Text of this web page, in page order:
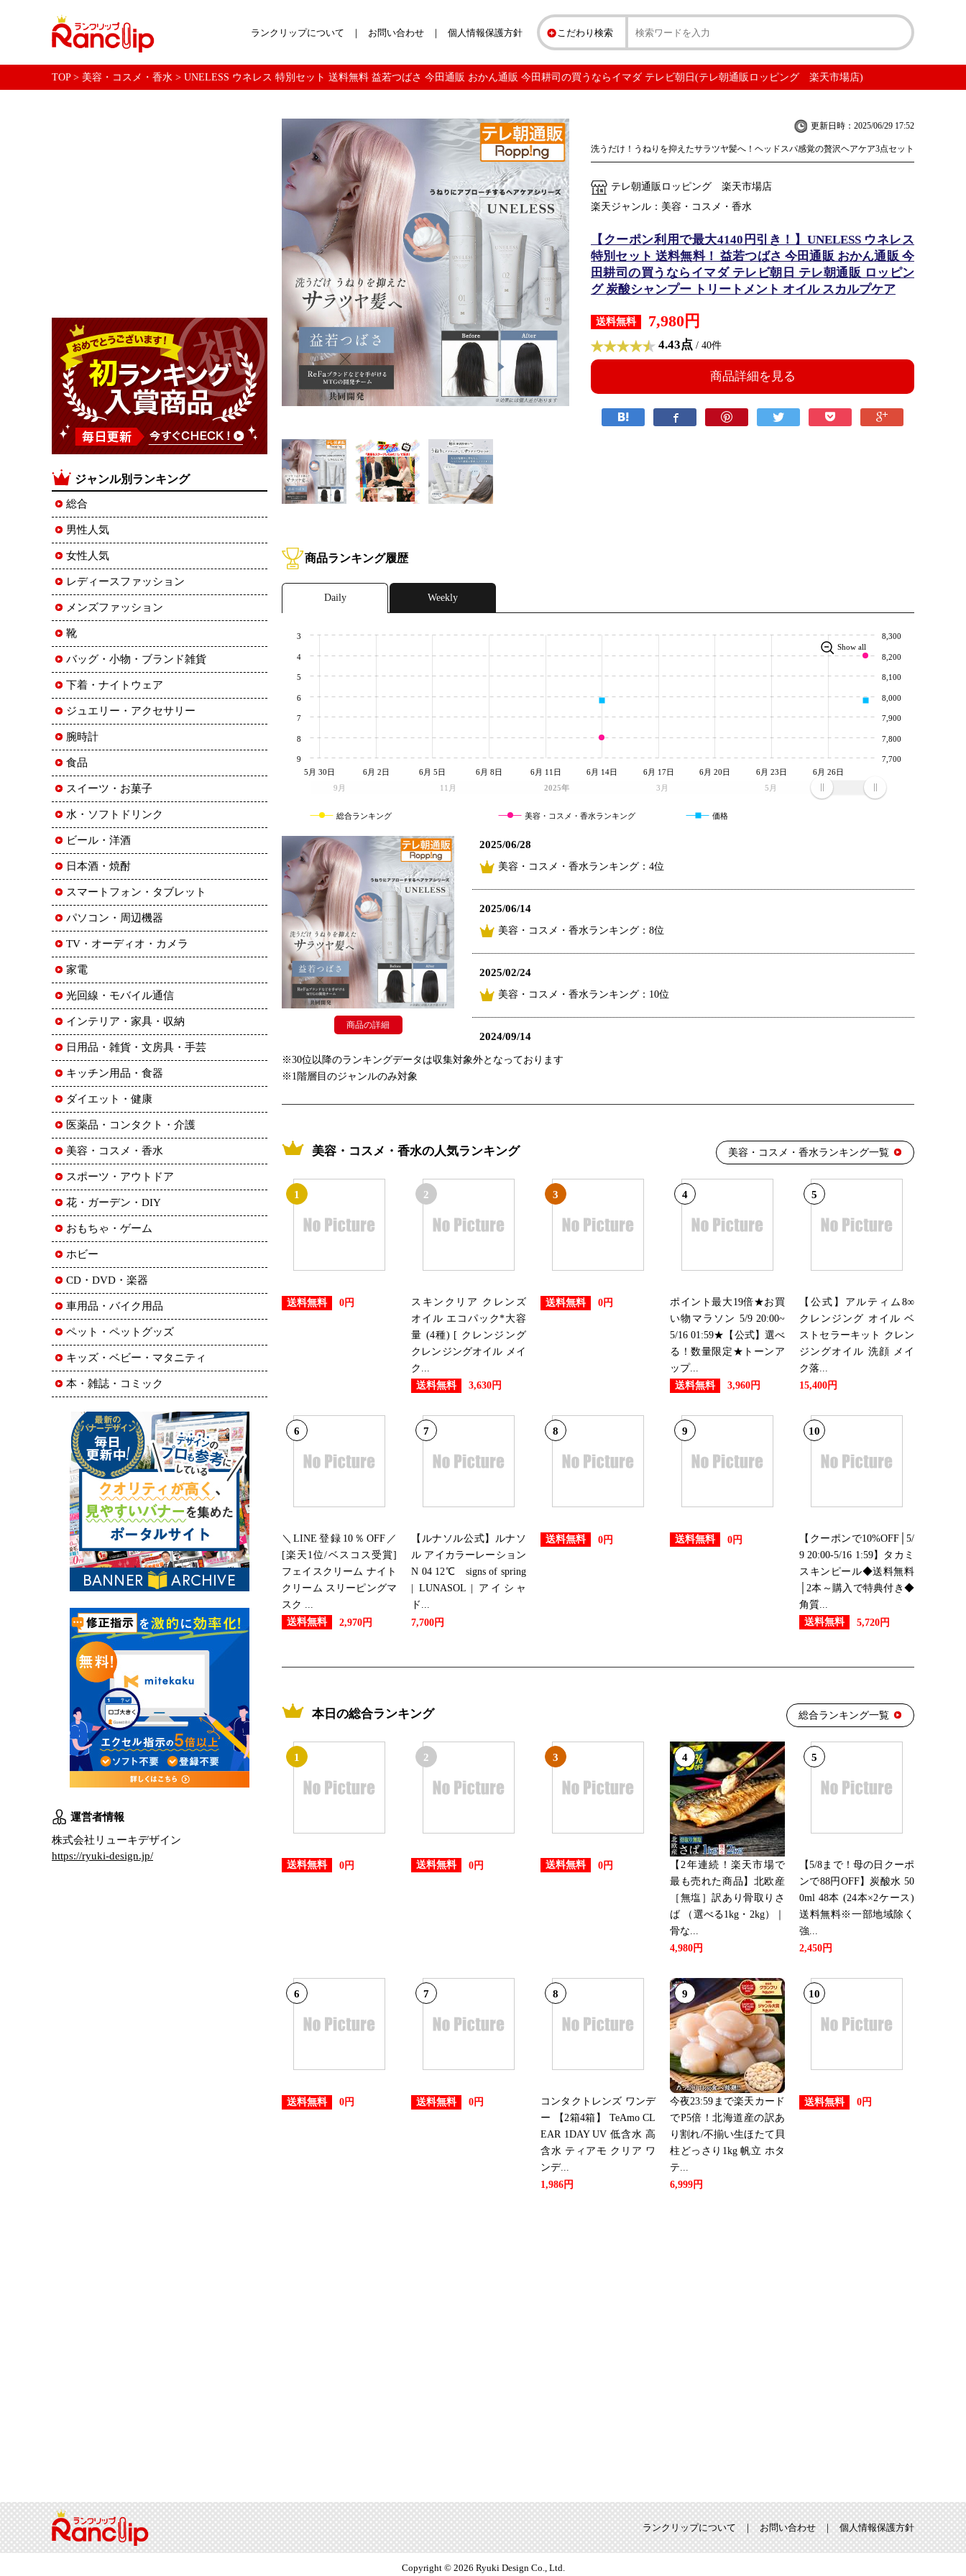
こだわり検索
ランクリップについて お問い合わせ 個人情報保護方針
TOP> 美容・コスメ・香水 > UNELESS ウネレス 特別セット 送料無料 益若つばさ 今田通販 おかん通販 今田耕司の買うならイマダ テレビ朝日(テレ朝通販ロッピング 楽天市場店)
更新日時：2025/06/29 17:52
洗うだけ！うねりを抑えたサラツヤ髪へ！ヘッドスパ感覚の贅沢ヘアケア3点セット
テレ朝通販ロッピング 楽天市場店
楽天ジャンル：美容・コスメ・香水
【クーポン利用で最大4140円引き！】UNELESS ウネレス
特別セット 送料無料！ 益若つばさ 今田通販 おかん通販 今
田耕司の買うならイマダ テレビ朝日 テレ朝通販 ロッピン
グ 炭酸シャンプー トリートメント オイル スカルプケア
送料無料 7,980円
4.43点 / 40件
商品詳細を見る
商品ランキング履歴
Daily Weekly
9月 11月 2025年 3月 5月
5月 30日 6月 2日 6月 5日 6月 8日 6月 11日 6月 14日 6月 17日 6月 20日 6月 23日 6月 26日
3
4
5
6
7
8
9 7,700
7,800
7,900
8,000
8,100
8,200
8,300
Show all
総合ランキング 美容・コスメ・香水ランキング 価格
2025/06/28
美容・コスメ・香水ランキング：4位
2025/06/14
美容・コスメ・香水ランキング：8位
2025/02/24
美容・コスメ・香水ランキング：10位
2024/09/14
美容・コスメ・香水ランキング：23位
総合ランキング：7位 美容・コスメ・香水ランキング：1位
2024/08/18
総合ランキング：17位 美容・コスメ・香水ランキング：1位
2024/08/16
総合ランキング：6位 美容・コスメ・香水ランキング：1位
商品の詳細
※30位以降のランキングデータは収集対象外となっております
※1階層目のジャンルのみ対象
美容・コスメ・香水の人気ランキング 美容・コスメ・香水ランキング一覧
1
送料無料 0円
2
スキンクリア クレンズ
オイル エコパック*大容
量 (4種) [ クレンジング
クレンジングオイル メイ
ク...
送料無料
3,630円
3
送料無料 0円
4
ポイント最大19倍★お買
い物マラソン 5/9 20:00~
5/16 01:59★【公式】選べ
る！数量限定★トーンア
ップ...
送料無料
3,960円
5
【公式】アルティム8∞
クレンジング オイル ベ
ストセラーキット クレン
ジングオイル 洗顔 メイ
ク落...
15,400円
6
＼LINE登録10％OFF／
[楽天1位/ベスコス受賞]
フェイスクリーム ナイト
クリーム スリーピングマ
スク ...
送料無料
2,970円
7
【ルナソル公式】ルナソ
ル アイカラーレーション
N 04 12℃ signs of spring
| LUNASOL | アイシャ
ド...
7,700円
8
送料無料 0円
9
送料無料 0円
10
【クーポンで10%OFF│5/
9 20:00-5/16 1:59】タカミ
スキンピール◆送料無料
│2本～購入で特典付き◆
角質...
送料無料
5,720円
本日の総合ランキング 総合ランキング一覧
1
送料無料 0円
2
送料無料 0円
3
送料無料 0円
4
【2年連続！楽天市場で
最も売れた商品】北欧産
［無塩］訳あり骨取りさ
ば （選べる1kg・2kg）｜
骨な...
4,980円
5
【5/8まで！母の日クーポ
ンで88円OFF】炭酸水 50
0ml 48本 (24本×2ケース)
送料無料※一部地域除く
強...
2,450円
6
送料無料 0円
7
送料無料 0円
8
コンタクトレンズ ワンデ
ー 【2箱4箱】 TeAmo CL
EAR 1DAY UV 低含水 高
含水 ティアモ クリア ワ
ンデ...
1,986円
9
今夜23:59まで楽天カード
でP5倍！北海道産の訳あ
り割れ/不揃い生ほたて貝
柱どっさり1kg 帆立 ホタ
テ...
6,999円
10
送料無料 0円
ジャンル別ランキング
総合
男性人気
女性人気
レディースファッション
メンズファッション
靴
バッグ・小物・ブランド雑貨
下着・ナイトウェア
ジュエリー・アクセサリー
腕時計
食品
スイーツ・お菓子
水・ソフトドリンク
ビール・洋酒
日本酒・焼酎
スマートフォン・タブレット
パソコン・周辺機器
TV・オーディオ・カメラ
家電
光回線・モバイル通信
インテリア・家具・収納
日用品・雑貨・文房具・手芸
キッチン用品・食器
ダイエット・健康
医薬品・コンタクト・介護
美容・コスメ・香水
スポーツ・アウトドア
花・ガーデン・DIY
おもちゃ・ゲーム
ホビー
CD・DVD・楽器
車用品・バイク用品
ペット・ペットグッズ
キッズ・ベビー・マタニティ
本・雑誌・コミック
運営者情報
株式会社リューキデザイン
https://ryuki-design.jp/
ランクリップについて お問い合わせ 個人情報保護方針
Copyright © 2026 Ryuki Design Co., Ltd.